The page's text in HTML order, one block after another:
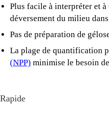
Plus facile à interpréter et
déversement du milieu
Pas de préparation de
La plage de quantification
(NPP) minimise le besoin
Rapide